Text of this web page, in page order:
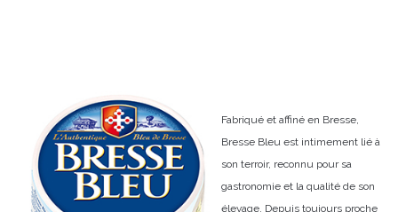
Fabriqué et affiné en Bresse,
Bresse Bleu est intimement lié à
son terroir, reconnu pour sa
gastronomie et la qualité de son
élevage. Depuis toujours proche